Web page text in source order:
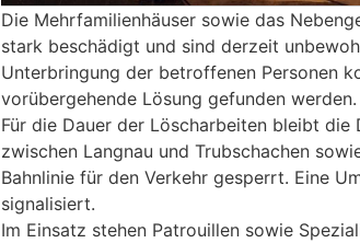
Die Mehrfamilienhäuser sowie das
stark beschädigt und sind derzeit
Unterbringung der betroffenen Personen
vorübergehende Lösung gefunden werden.
Für die Dauer der Löscharbeiten bleibt die
zwischen Langnau und Trubschachen
Bahnlinie für den Verkehr gesperrt. Eine
signalisiert.
Im Einsatz stehen Patrouillen sowie